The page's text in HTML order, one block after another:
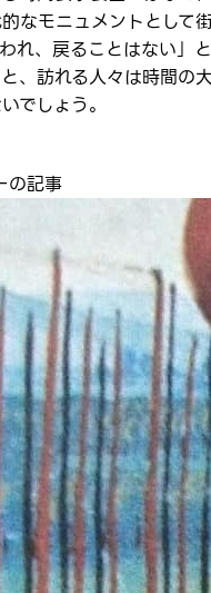
なモニュメントとして
れ、戻ることはない」
、訪れる人々は時間の
でしょう。
の記事